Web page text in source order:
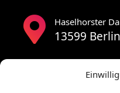
Haselhorster
13599 Berlin